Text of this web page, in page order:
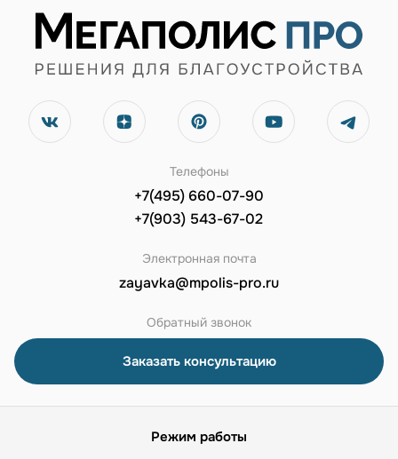
Телефоны
+7(495) 660-07-90
+7(903) 543-67-02
Электронная почта
zayavka@mpolis-pro.ru
Обратный звонок
Заказать консультацию
Режим работы